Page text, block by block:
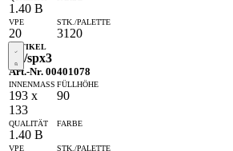
1.40 B
20
3120
SF/spx3
Art.-Nr. 00401078
193 x
133
90
1.40 B